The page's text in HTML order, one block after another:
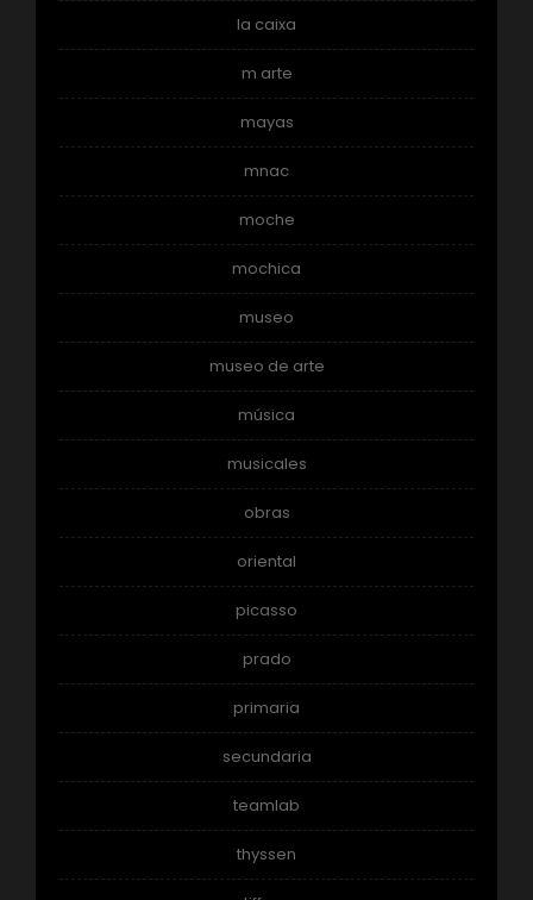
la caixa
m arte
mayas
mnac
moche
mochica
museo
museo de arte
música
musicales
obras
oriental
picasso
prado
primaria
secundaria
teamlab
thyssen